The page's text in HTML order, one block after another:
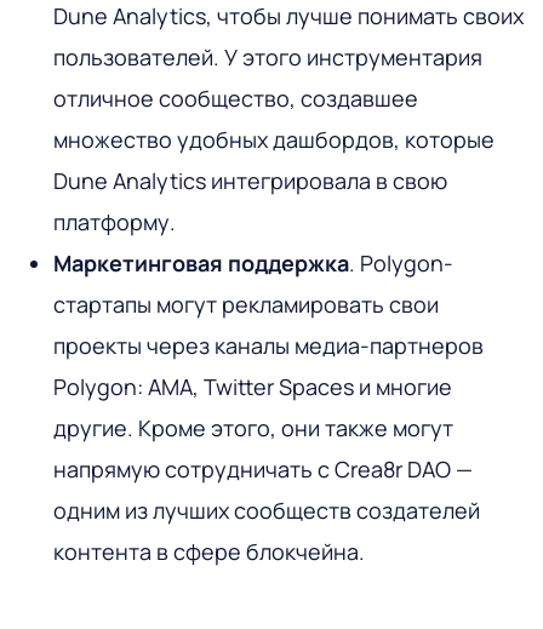
Dune Analytics, чтобы лучше понимать своих
пользователей. У этого инструментария
отличное сообщество, создавшее
множество удобных дашбордов, которые
Dune Analytics интегрировала в свою
платформу.
Маркетинговая поддержка. Polygon-
стартапы могут рекламировать свои
проекты через каналы медиа-партнеров
Polygon: AMA, Twitter Spaces и многие
другие. Кроме этого, они также могут
напрямую сотрудничать с Crea8r DAO —
одним из лучших сообществ создателей
контента в сфере блокчейна.